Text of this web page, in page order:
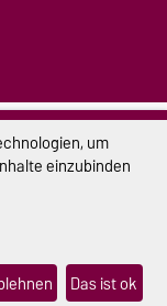
um
einzubinden
Das ist ok